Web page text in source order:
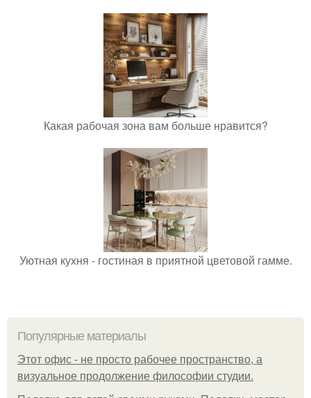
Какая рабочая зона вам больше нравится?
Уютная кухня - гостиная в приятной цветовой гамме.
Популярные материалы
Этот офис - не просто рабочее пространство, а
визуальное продолжение философии студии.